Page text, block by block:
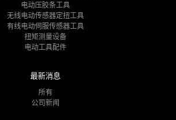
电动压胶条工具
无线电动传感器定扭工具
有线电动伺服传感器工具
扭矩测量设备
电动工具配件
最新消息
所有
公司新闻